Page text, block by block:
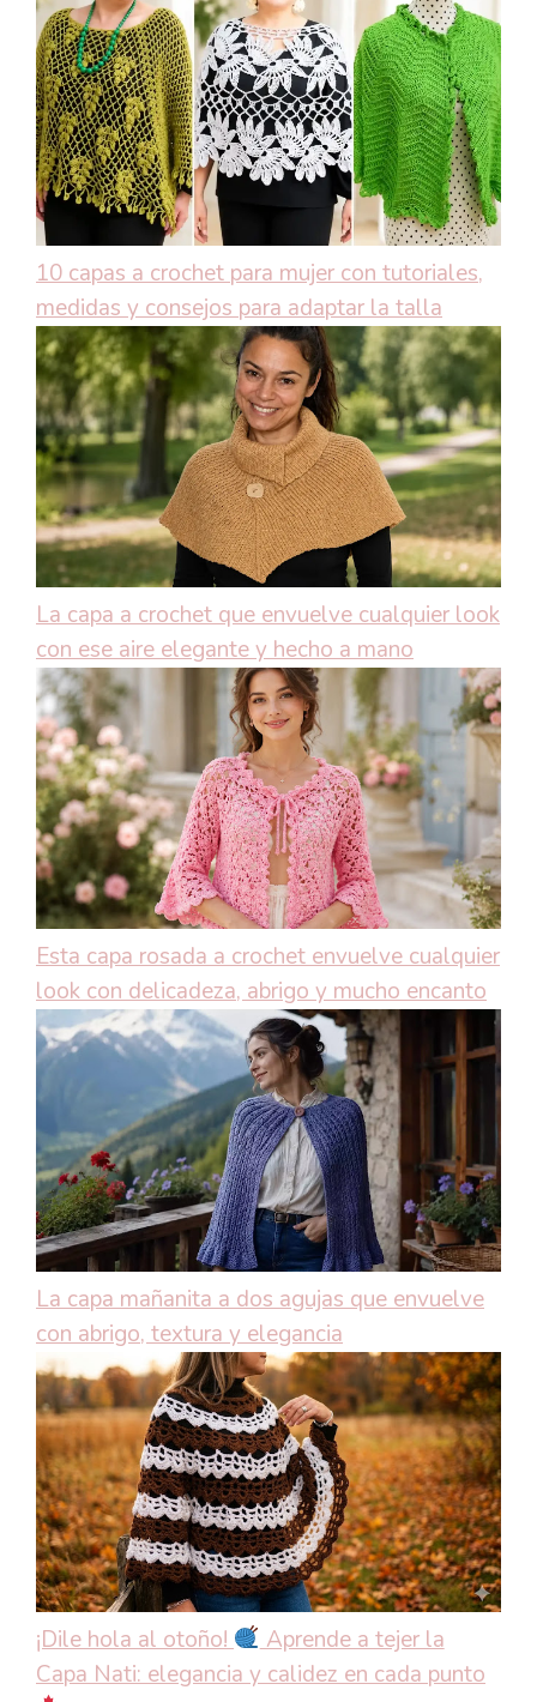
10 capas a crochet para mujer con tutoriales,
medidas y consejos para adaptar la talla
La capa a crochet que envuelve cualquier look
con ese aire elegante y hecho a mano
Esta capa rosada a crochet envuelve cualquier
look con delicadeza, abrigo y mucho encanto
La capa mañanita a dos agujas que envuelve
con abrigo, textura y elegancia
¡Dile hola al otoño!
Aprende a tejer la
Capa Nati: elegancia y calidez en cada punto